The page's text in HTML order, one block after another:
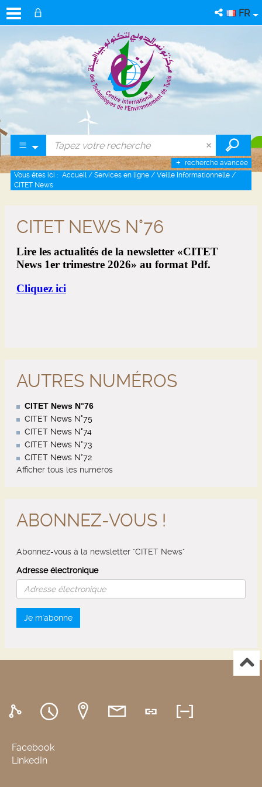
FR
recherche avancée
Vous êtes ici : Accueil / Services en ligne / Veille Informationnelle /
CITET News
CITET NEWS N°76
AUTRES NUMÉROS
CITET News N°76
CITET News N°75
CITET News N°74
CITET News N°73
CITET News N°72
Afficher tous les numéros
ABONNEZ-VOUS !
Abonnez-vous à la newsletter "CITET News"
Adresse électronique
Je m'abonne
Facebook
LinkedIn